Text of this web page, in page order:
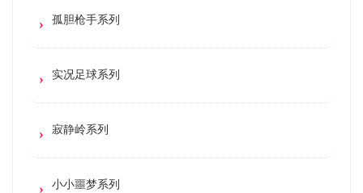
孤胆枪手系列
实况足球系列
寂静岭系列
小小噩梦系列